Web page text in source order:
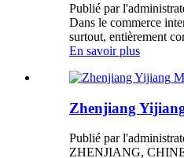
Publié par
Dans le commerce
surtout, entièrement
En savoir plus
Zhenjiang
Publié par
ZHENJIANG, CHINE